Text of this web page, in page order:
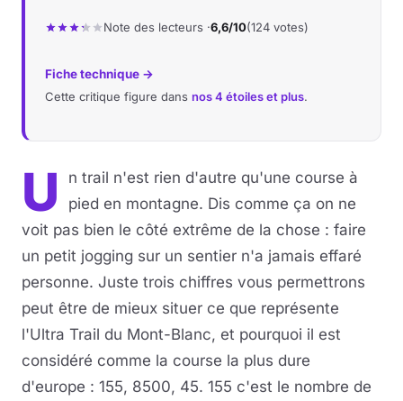
Note des lecteurs ·6,6/10(124 votes)
Fiche technique →
Cette critique figure dans nos 4 étoiles et plus.
U
n trail n'est rien d'autre qu'une course à
pied en montagne. Dis comme ça on ne
voit pas bien le côté extrême de la chose : faire
un petit jogging sur un sentier n'a jamais effaré
personne. Juste trois chiffres vous permettrons
peut être de mieux situer ce que représente
l'Ultra Trail du Mont-Blanc, et pourquoi il est
considéré comme la course la plus dure
d'europe : 155, 8500, 45. 155 c'est le nombre de